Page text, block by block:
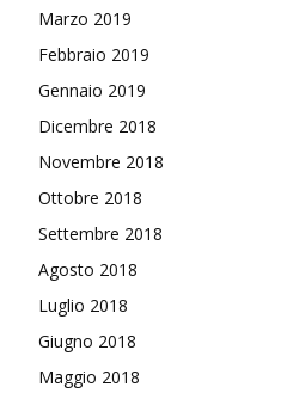
Marzo 2019
Febbraio 2019
Gennaio 2019
Dicembre 2018
Novembre 2018
Ottobre 2018
Settembre 2018
Agosto 2018
Luglio 2018
Giugno 2018
Maggio 2018